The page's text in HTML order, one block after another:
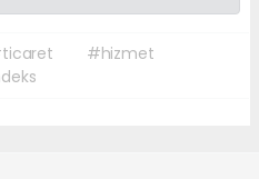
#hizmet